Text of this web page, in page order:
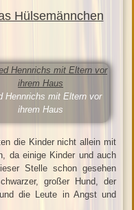
Hülsemännchen
Hennrichs mit Eltern vor
ihrem Haus
die Kinder nicht allein mit
da einige Kinder und auch
Stelle schon gesehen
großer Hund, der
die Leute in Angst und